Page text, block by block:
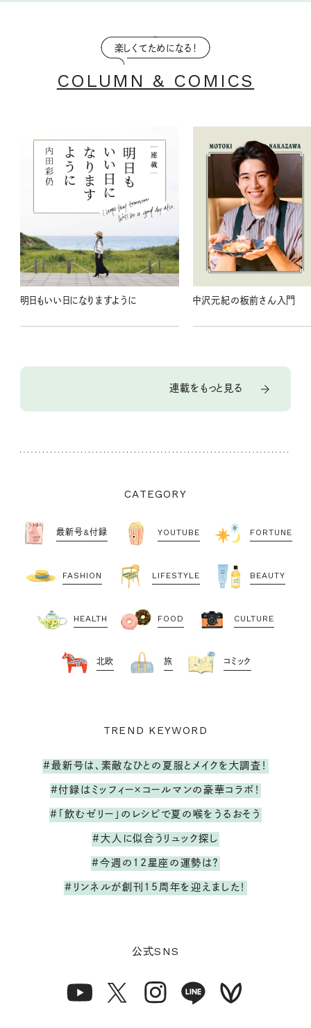
楽しくてためになる！
COLUMN & COMICS
明日もいい日になりますように 中沢元紀の板前さん入門
連載をもっと見る
CATEGORY
最新号&付録 YOUTUBE FORTUNE
FASHION LIFESTYLE BEAUTY
HEALTH FOOD CULTURE
北欧 旅 コミック
TREND KEYWORD
#最新号は、素敵なひとの夏服とメイクを大調査！
#付録はミッフィー×コールマンの豪華コラボ！
#「飲むゼリー」のレシピで夏の喉をうるおそう
#大人に似合うリュック探し
#今週の12星座の運勢は？
#リンネルが創刊15周年を迎えました！
公式SNS